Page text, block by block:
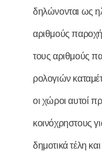
δηλώνονται ως
αριθμούς
τους αριθμούς
ρολογιών
οι χώροι αυτοί
κοινόχρηστους
δημοτικά τέλη